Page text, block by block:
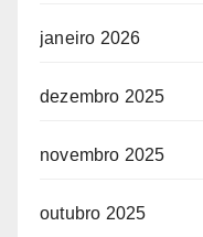
janeiro 2026
dezembro 2025
novembro 2025
outubro 2025